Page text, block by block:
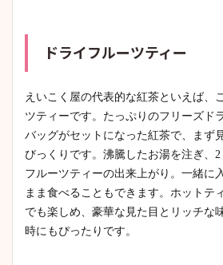
ドライフルーツティー
えいこく屋の代表的な紅茶といえば、
ツティーです。たっぷりのフリーズド
バッグがセットになった紅茶で、まず
びっくりです。沸騰したお湯を注ぎ、
フルーツティーの出来上がり。一緒に
まま食べることもできます。ホットテ
でも楽しめ、豪華な見た目とリッチな
時にもぴったりです。